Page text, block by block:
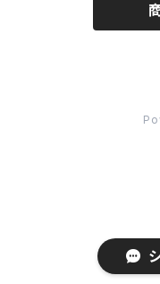
スモーキークォーツ（煙水
アイリススモーキークォーツ
ルチルクォーツ（針水晶）
癒やし・ヒーリング